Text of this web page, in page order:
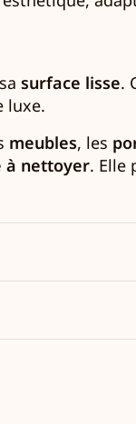
surface lisse.
luxe.
meubles, les
à nettoyer. Elle